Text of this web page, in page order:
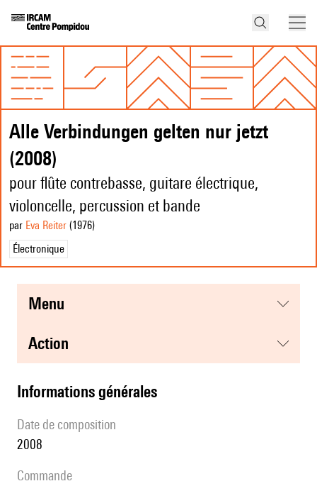
Alle Verbindungen gelten nur jetzt
(2008)
pour flûte contrebasse, guitare électrique,
violoncelle, percussion et bande
par Eva Reiter (1976)
Électronique
menu
action
informations générales
date de composition
2008
Commande